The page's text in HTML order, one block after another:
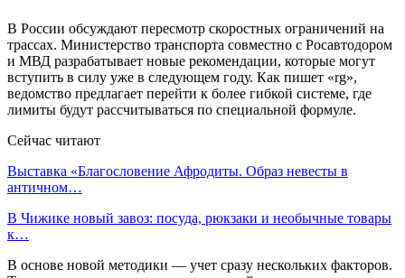
В России обсуждают пересмотр скоростных ограничений на
трассах. Министерство транспорта совместно с Росавтодором
и МВД разрабатывает новые рекомендации, которые могут
вступить в силу уже в следующем году. Как пишет «rg»,
ведомство предлагает перейти к более гибкой системе, где
лимиты будут рассчитываться по специальной формуле.
Сейчас читают
Выставка «Благословение Афродиты. Образ невесты в
античном…
В Чижике новый завоз: посуда, рюкзаки и необычные товары
к…
В основе новой методики — учет сразу нескольких факторов.